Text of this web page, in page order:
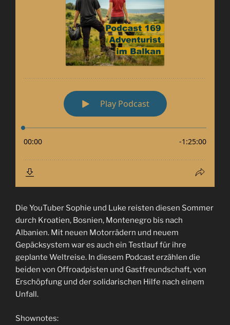
Die YouTuber Sophie und Luke reisten diesen Sommer
durch Kroatien, Bosnien, Montenegro bis nach
Albanien. Mit neuen Motorrädern und neuem
Gepäcksystem war es auch ein Testlauf für ihre
geplante Weltreise. In diesem Podcast erzählen die
beiden von Offroadpisten und Gastfreundschaft, von
Erschöpfung und der solidarischen Hilfe nach einem
Unfall.
Shownotes: